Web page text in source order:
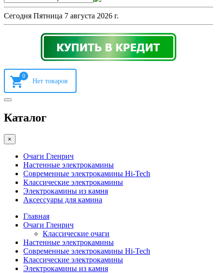
Сегодня Пятница 7 августа 2026 г.
0
Каталог
×
Очаги Гленрич
Настенные электрокамины
Современные электрокамины Hi-Tech
Классические электрокамины
Электрокамины из камня
Аксессуары для камина
Главная
Очаги Гленрич
Классические очаги
Настенные электрокамины
Современные электрокамины Hi-Tech
Классические электрокамины
Электрокамины из камня